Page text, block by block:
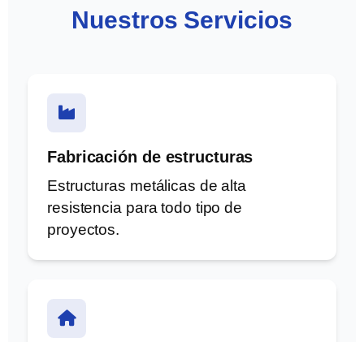
Nuestros Servicios
Fabricación de estructuras
Estructuras metálicas de alta
resistencia para todo tipo de
proyectos.